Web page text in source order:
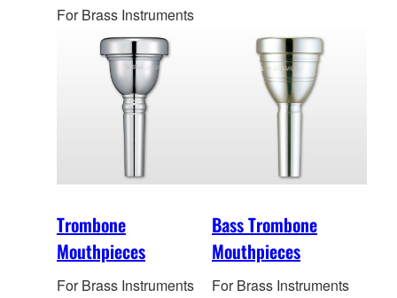
For Brass Instruments
Trombone
Mouthpieces
For Brass Instruments
Bass Trombone
Mouthpieces
For Brass Instruments